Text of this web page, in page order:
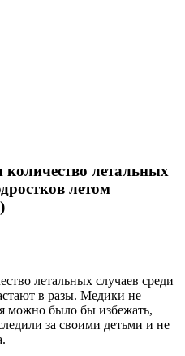
летальных
летом
летальных случаев среди
в разы. Медики не
можно было бы избежать,
за своими детьми и не